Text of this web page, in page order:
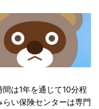
は1年を通じて10分程
い保険センターは専門